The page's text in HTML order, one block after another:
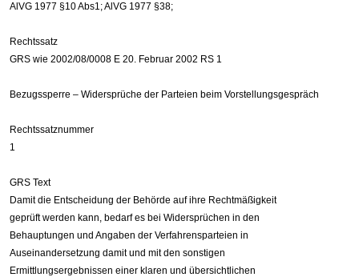
AlVG 1977 §10 Abs1; AlVG 1977 §38;
Rechtssatz
GRS wie 2002/08/0008 E 20. Februar 2002 RS 1
Bezugssperre – Widersprüche der Parteien beim Vorstellungsgespräch
Rechtssatznummer
1
GRS Text
Damit die Entscheidung der Behörde auf ihre Rechtmäßigkeit
geprüft werden kann, bedarf es bei Widersprüchen in den
Behauptungen und Angaben der Verfahrensparteien in
Auseinandersetzung damit und mit den sonstigen
Ermittlungsergebnissen einer klaren und übersichtlichen